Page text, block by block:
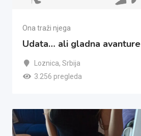
Ona traži njega
Udata… ali gladna avanture
Loznica, Srbija
3.256 pregleda